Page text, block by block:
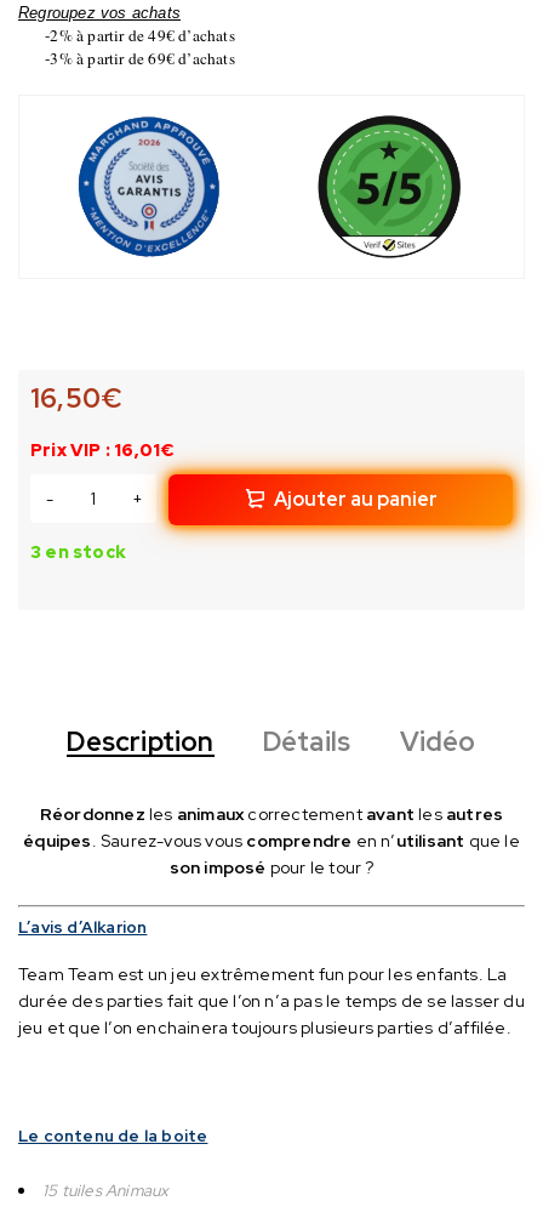
Regroupez vos achats
-2% à partir de 49€ d’achats
-3% à partir de 69€ d’achats
16,50€
Prix VIP : 16,01€
Ajouter au panier
3 en stock
Description Détails Vidéo
Réordonnez les animauxcorrectement avant les autres
équipes. Saurez-vous vous comprendre en n’utilisant que le
son imposé pour le tour ?
L’avis d’Alkarion
Team Team est un jeu extrêmement fun pour les enfants. La
durée des parties fait que l’on n’a pas le temps de se lasser du
jeu et que l’on enchainera toujours plusieurs parties d’affilée.
Le contenu de la boite
15 tuiles Animaux